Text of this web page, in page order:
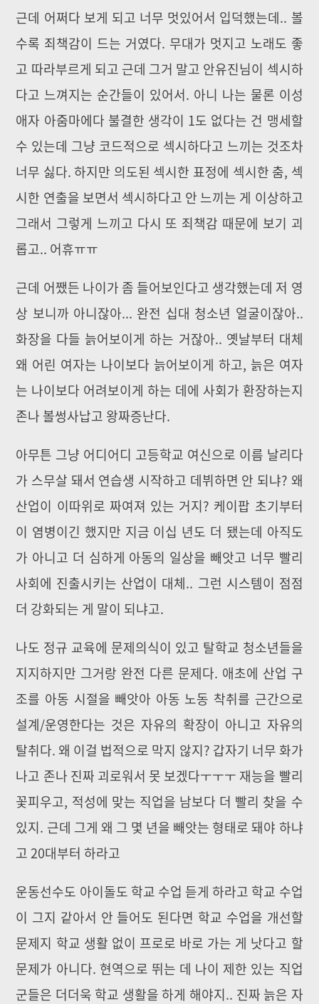
근데 어쩌다 보게 되고 너무 멋있어서 입덕했는데.. 볼
수록 죄책감이 드는 거였다. 무대가 멋지고 노래도 좋
고 따라부르게 되고 근데 그거 말고 안유진님이 섹시하
다고 느껴지는 순간들이 있어서. 아니 나는 물론 이성
애자 아줌마에다 불결한 생각이 1도 없다는 건 맹세할
수 있는데 그냥 코드적으로 섹시하다고 느끼는 것조차
너무 싫다. 하지만 의도된 섹시한 표정에 섹시한 춤, 섹
시한 연출을 보면서 섹시하다고 안 느끼는 게 이상하고
그래서 그렇게 느끼고 다시 또 죄책감 때문에 보기 괴
롭고.. 어휴ㅠㅠ
근데 어쨌든 나이가 좀 들어보인다고 생각했는데 저 영
상 보니까 아니잖아... 완전 십대 청소년 얼굴이잖아..
화장을 다들 늙어보이게 하는 거잖아.. 옛날부터 대체
왜 어린 여자는 나이보다 늙어보이게 하고, 늙은 여자
는 나이보다 어려보이게 하는 데에 사회가 환장하는지
존나 볼썽사납고 왕짜증난다.
아무튼 그냥 어디어디 고등학교 여신으로 이름 날리다
가 스무살 돼서 연습생 시작하고 데뷔하면 안 되냐? 왜
산업이 이따위로 짜여져 있는 거지? 케이팝 초기부터
이 염병이긴 했지만 지금 이십 년도 더 됐는데 아직도
가 아니고 더 심하게 아동의 일상을 빼앗고 너무 빨리
사회에 진출시키는 산업이 대체.. 그런 시스템이 점점
더 강화되는 게 말이 되냐고.
나도 정규 교육에 문제의식이 있고 탈학교 청소년들을
지지하지만 그거랑 완전 다른 문제다. 애초에 산업 구
조를 아동 시절을 빼앗아 아동 노동 착취를 근간으로
설계/운영한다는 것은 자유의 확장이 아니고 자유의
탈취다. 왜 이걸 법적으로 막지 않지? 갑자기 너무 화가
나고 존나 진짜 괴로워서 못 보겠다ㅜㅜㅜ 재능을 빨리
꽃피우고, 적성에 맞는 직업을 남보다 더 빨리 찾을 수
있지. 근데 그게 왜 그 몇 년을 빼앗는 형태로 돼야 하냐
고 20대부터 하라고
운동선수도 아이돌도 학교 수업 듣게 하라고 학교 수업
이 그지 같아서 안 들어도 된다면 학교 수업을 개선할
문제지 학교 생활 없이 프로로 바로 가는 게 낫다고 할
문제가 아니다. 현역으로 뛰는 데 나이 제한 있는 직업
군들은 더더욱 학교 생활을 하게 해야지.. 진짜 늙은 자